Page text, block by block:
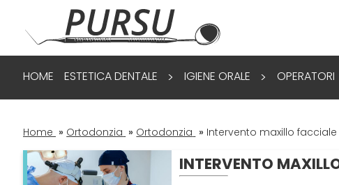
HOME ESTETICA DENTALE > IGIENE ORALE > OPERATORI
Home » Ortodonzia » Ortodonzia » Intervento maxillo facciale
INTERVENTO